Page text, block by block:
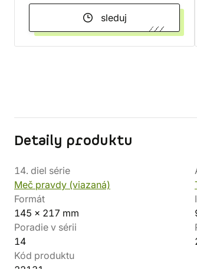
sleduj
Detaily produktu
14. diel série
Meč pravdy (viazaná)
Formát
145 x 217 mm
Poradie v sérii
14
Kód produktu